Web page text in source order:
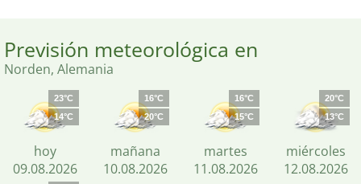
Previsión meteorológica en
Norden, Alemania
23°C
14°C
hoy
09.08.2026
16°C
20°C
mañana
10.08.2026
16°C
15°C
martes
11.08.2026
20°C
13°C
miércoles
12.08.2026